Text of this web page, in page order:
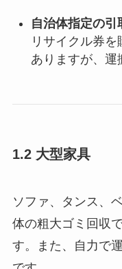
自治体指定の
リサイクル券
ありますが、運
1.2 大型家具
ソファ、タンス、
体の粗大ゴミ回収
す。また、自力で